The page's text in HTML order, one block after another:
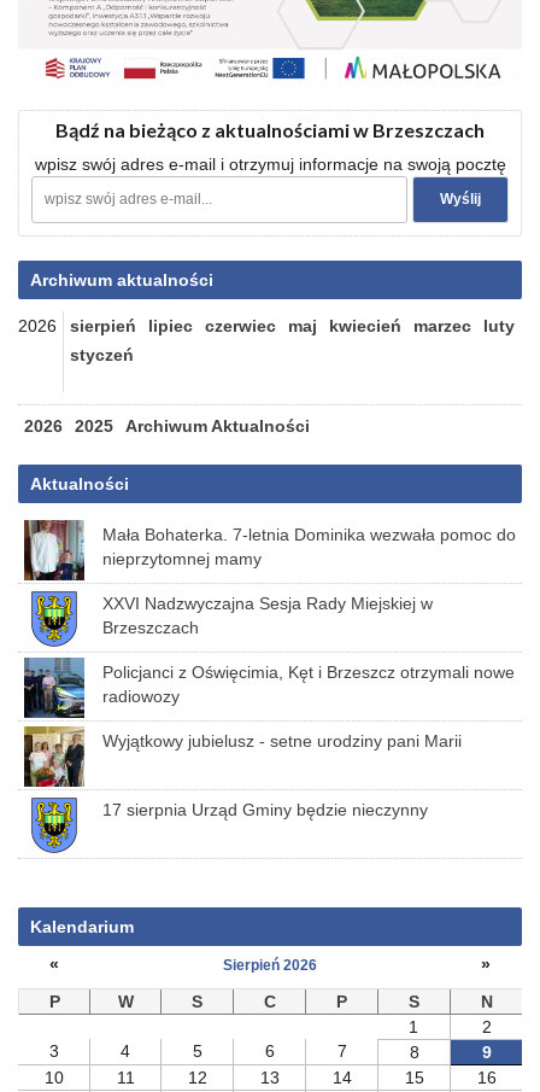
Bądź na bieżąco z aktualnościami w Brzeszczach
wpisz swój adres e-mail i otrzymuj informacje na swoją pocztę
Archiwum aktualności
2026 sierpień lipiec czerwiec maj kwiecień marzec
luty
styczeń
2026 2025 Archiwum Aktualności
Aktualności
Mała Bohaterka. 7-letnia Dominika wezwała pomoc do
nieprzytomnej mamy
XXVI Nadzwyczajna Sesja Rady Miejskiej w
Brzeszczach
Policjanci z Oświęcimia, Kęt i Brzeszcz otrzymali nowe
radiowozy
Wyjątkowy jubielusz - setne urodziny pani Marii
17 sierpnia Urząd Gminy będzie nieczynny
Kalendarium
«
Sierpień 2026
»
P
W S C P S
N
1
2
3
4 5 6 7 8
9
10
11 12 13 14 15
16